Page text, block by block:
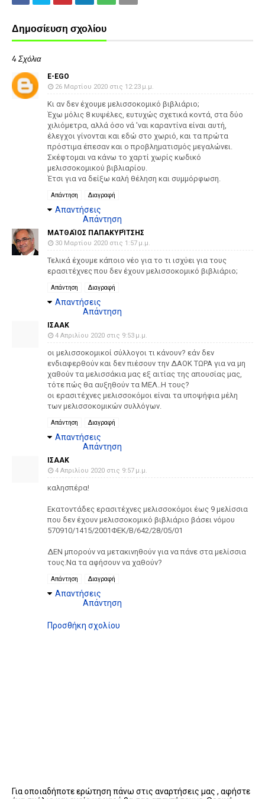
Δημοσίευση σχολίου
4 Σχόλια
E-EGO
26 Μαρτίου 2020 στις 12:23 μ.μ.
Κι αν δεν έχουμε μελισσοκομικό βιβλιάριο;
Έχω μόλις 8 κυψέλες, ευτυχώς σχετικά κοντά, στα δύο
χιλιόμετρα, αλλά όσο νά 'ναι καραντίνα είναι αυτή,
έλεγχοι γίνονται και εδώ στο χωριό, και τα πρώτα
πρόστιμα έπεσαν και ο προβληματισμός μεγαλώνει.
Σκέφτομαι να κάνω το χαρτί χωρίς κωδικό
μελισσοκομικού βιβλιαρίου.
Έτσι για να δείξω καλή θέληση και συμμόρφωση.
Απάντηση Διαγραφή
Απαντήσεις
Απάντηση
ΜΑΤΘΑΊΟΣ ΠΑΠΑΚΥΡΊΤΣΗΣ
30 Μαρτίου 2020 στις 1:57 μ.μ.
Τελικά έχουμε κάποιο νέο για το τι ισχύει για τους
ερασιτέχνες που δεν έχουν μελισσοκομικό βιβλιάριο;
Απάντηση Διαγραφή
Απαντήσεις
Απάντηση
ΙΣΑΑΚ
4 Απριλίου 2020 στις 9:53 μ.μ.
οι μελισσοκομικοί σύλλογοι τι κάνουν? εάν δεν
ενδιαφερθούν και δεν πιέσουν την ΔΑΟΚ ΤΩΡΑ για να μη
χαθούν τα μελισσάκια μας εξ αιτίας της απουσίας μας,
τότε πώς θα αυξηθούν τα ΜΕΛ..Η τους?
οι ερασιτέχνες μελισσοκόμοι είναι τα υποψήφια μέλη
των μελισσοκομικών συλλόγων.
Απάντηση Διαγραφή
Απαντήσεις
Απάντηση
ΙΣΑΑΚ
4 Απριλίου 2020 στις 9:57 μ.μ.
καλησπέρα!
Εκατοντάδες ερασιτέχνες μελισσοκόμοι έως 9 μελίσσια
που δεν έχουν μελισσοκομικό βιβλιάριο βάσει νόμου
570910/1415/2001ΦΕΚ/Β/642/28/05/01
ΔΕΝ μπορούν να μετακινηθούν για να πάνε στα μελίσσια
τους.Να τα αφήσουν να χαθούν?
Απάντηση Διαγραφή
Απαντήσεις
Απάντηση
Προσθήκη σχολίου
Για οποιαδήποτε ερώτηση πάνω στις αναρτήσεις μας , αφήστε